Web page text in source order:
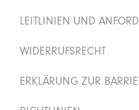
LEITLINIEN UND
WIDERRUFSRECHT
ERKLÄRUNG ZUR